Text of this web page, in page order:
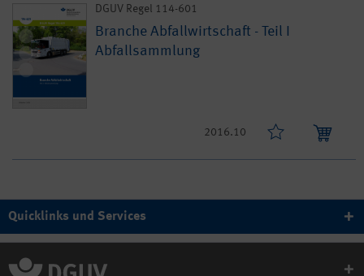
DGUV Regel 114-601
Branche Abfallwirtschaft - Teil I
Abfallsammlung
2016.10
Quicklinks und Services